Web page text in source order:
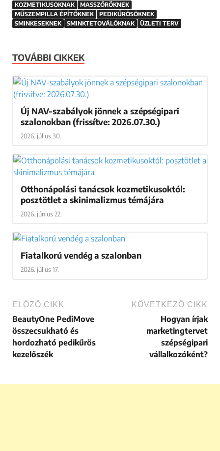
KOZMETIKUSOKNAK
MASSZŐRÖKNEK
MŰSZEMPILLA ÉPÍTŐKNEK
PEDIKŰRÖSÖKNEK
SMINKESEKNEK
SMINKTETOVÁLÓKNAK ÜZLETI TERV
TOVÁBBI CIKKEK
Új NAV-szabályok jönnek a szépségipari
szalonokban (frissítve: 2026.07.30.)
2026. július 30.
Otthonápolási tanácsok kozmetikusoktól:
posztötlet a skinimalizmus témájára
2026. június 22.
Fiatalkorú vendég a szalonban
2026. július 17.
ELŐZŐ CIKK
BeautyOne PediMove
összecsukható és
hordozható pedikűrös
kezelőszék
KÖVETKEZŐ CIKK
Hogyan írjak
marketingtervet
szépségipari
vállalkozóként?